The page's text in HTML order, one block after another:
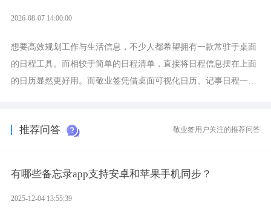
2026-08-07 14:00:00
想要高效规划工作与生活信息，不少人都希望拥有一款常驻于桌面
的日程工具。而相较于简单的日程清单，直接将日程信息摆在上面
的日历显然更好用。而敬业签凭借桌面可视化日历、记事日程一体
推荐问答 敬业签用户关注的推荐问答
有哪些备忘录app支持安卓和苹果手机同步？
2025-12-04 13:55:39